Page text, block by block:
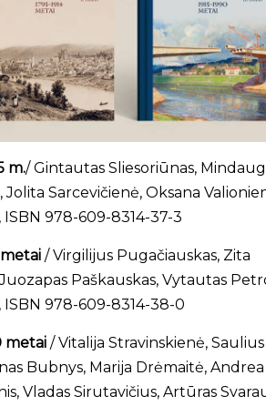
m./ Gintautas Sliesoriūnas,
Sarcevičienė, Oksana
978-609-8314-37-3
metai / Virgilijus Pugačiauskas, Zita
Paškauskas, Vytautas
978-609-8314-38-0
metai / Vitalija Stravinskienė, Saulius
Bubnys, Marija Drėmaitė,
Vladas Sirutavičius, Artūras